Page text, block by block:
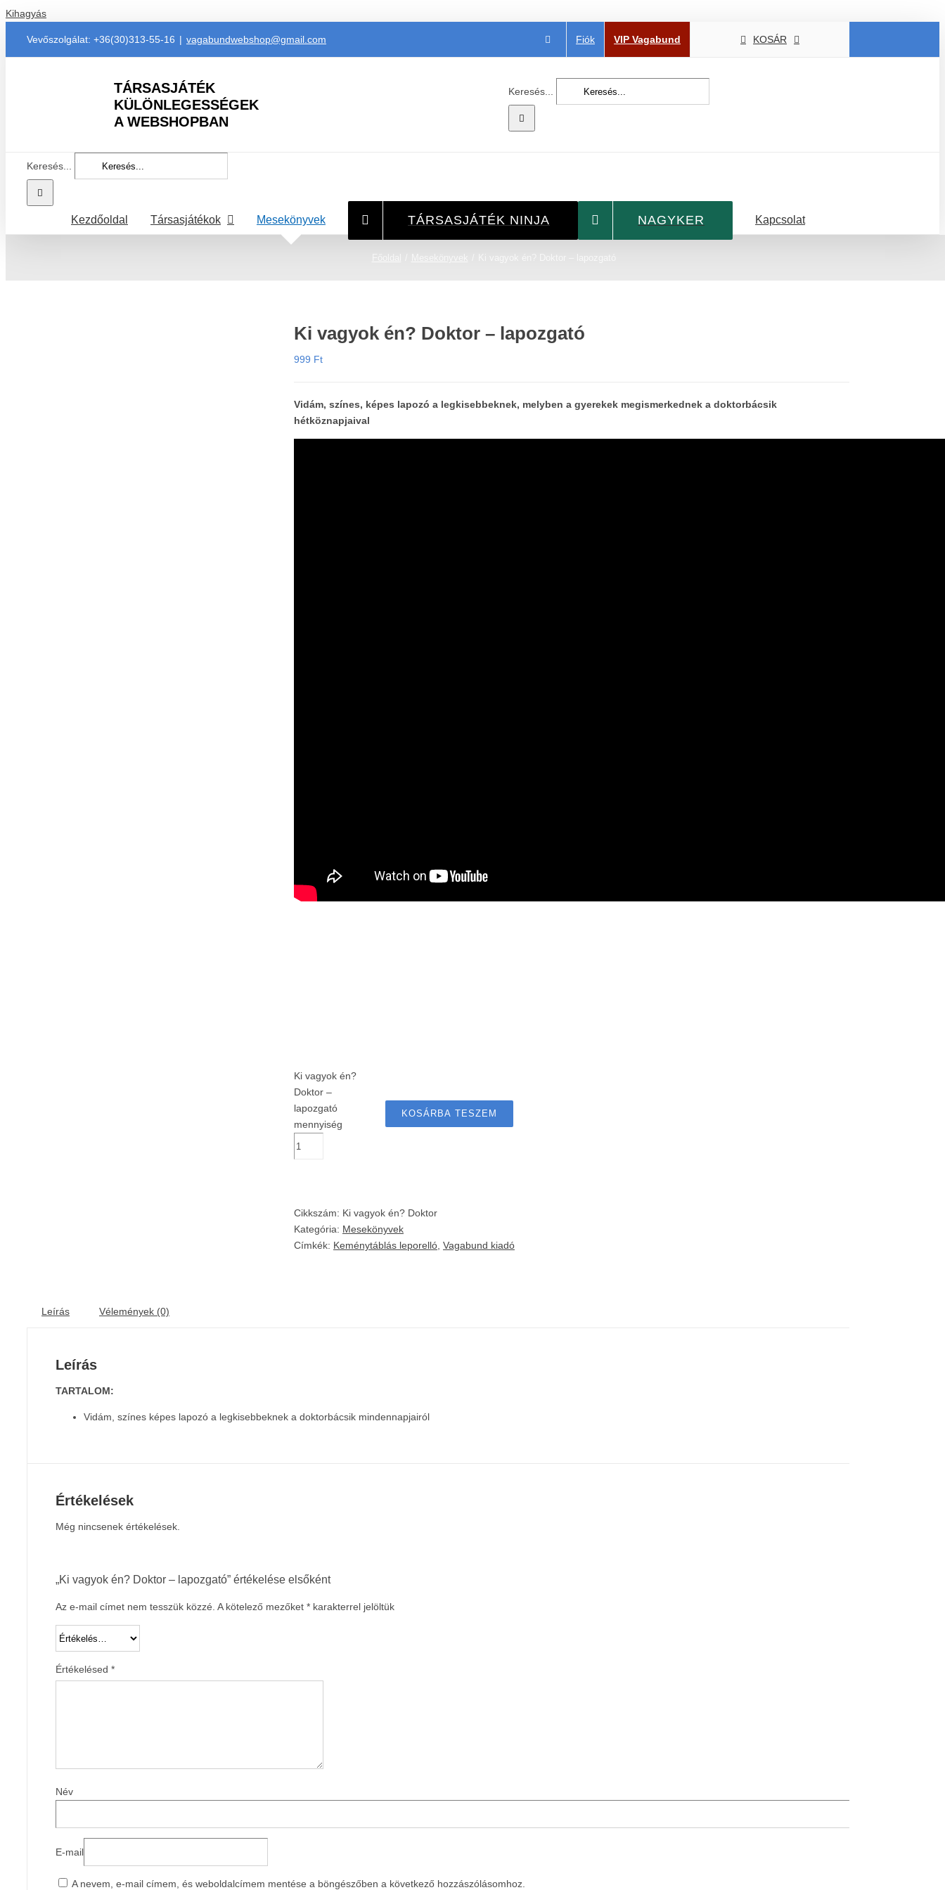
Kihagyás
Vevőszolgálat: +36(30)313-55-16 | vagabundwebshop@gmail.com Fiók VIP Vagabund KOSÁR
TÁRSASJÁTÉK
KÜLÖNLEGESSÉGEK
A WEBSHOPBAN
Keresés...
Keresés...
Kezdőoldal Társasjátékok Mesekönyvek TÁRSASJÁTÉK NINJA NAGYKER Kapcsolat
Ki vagyok én? Doktor – lapozgató
999 Ft
Vidám, színes, képes lapozó a legkisebbeknek, melyben a gyerekek megismerkednek a doktorbácsik
hétköznapjaival
Ki vagyok én?
Doktor –
lapozgató
mennyiség
KOSÁRBA TESZEM
Cikkszám: Ki vagyok én? Doktor
Kategória: Mesekönyvek
Címkék: Keménytáblás leporelló Vagabund kiadó
Leírás Vélemények (0)
Leírás
TARTALOM:
Vidám, színes képes lapozó a legkisebbeknek a doktorbácsik mindennapjairól
Értékelések
Még nincsenek értékelések.
„Ki vagyok én? Doktor – lapozgató” értékelése elsőként
Az e-mail címet nem tesszük közzé. A kötelező mezőket * karakterrel jelöltük
Értékelésed *
Név
E-mail
A nevem, e-mail címem, és weboldalcímem mentése a böngészőben a következő hozzászólásomhoz.